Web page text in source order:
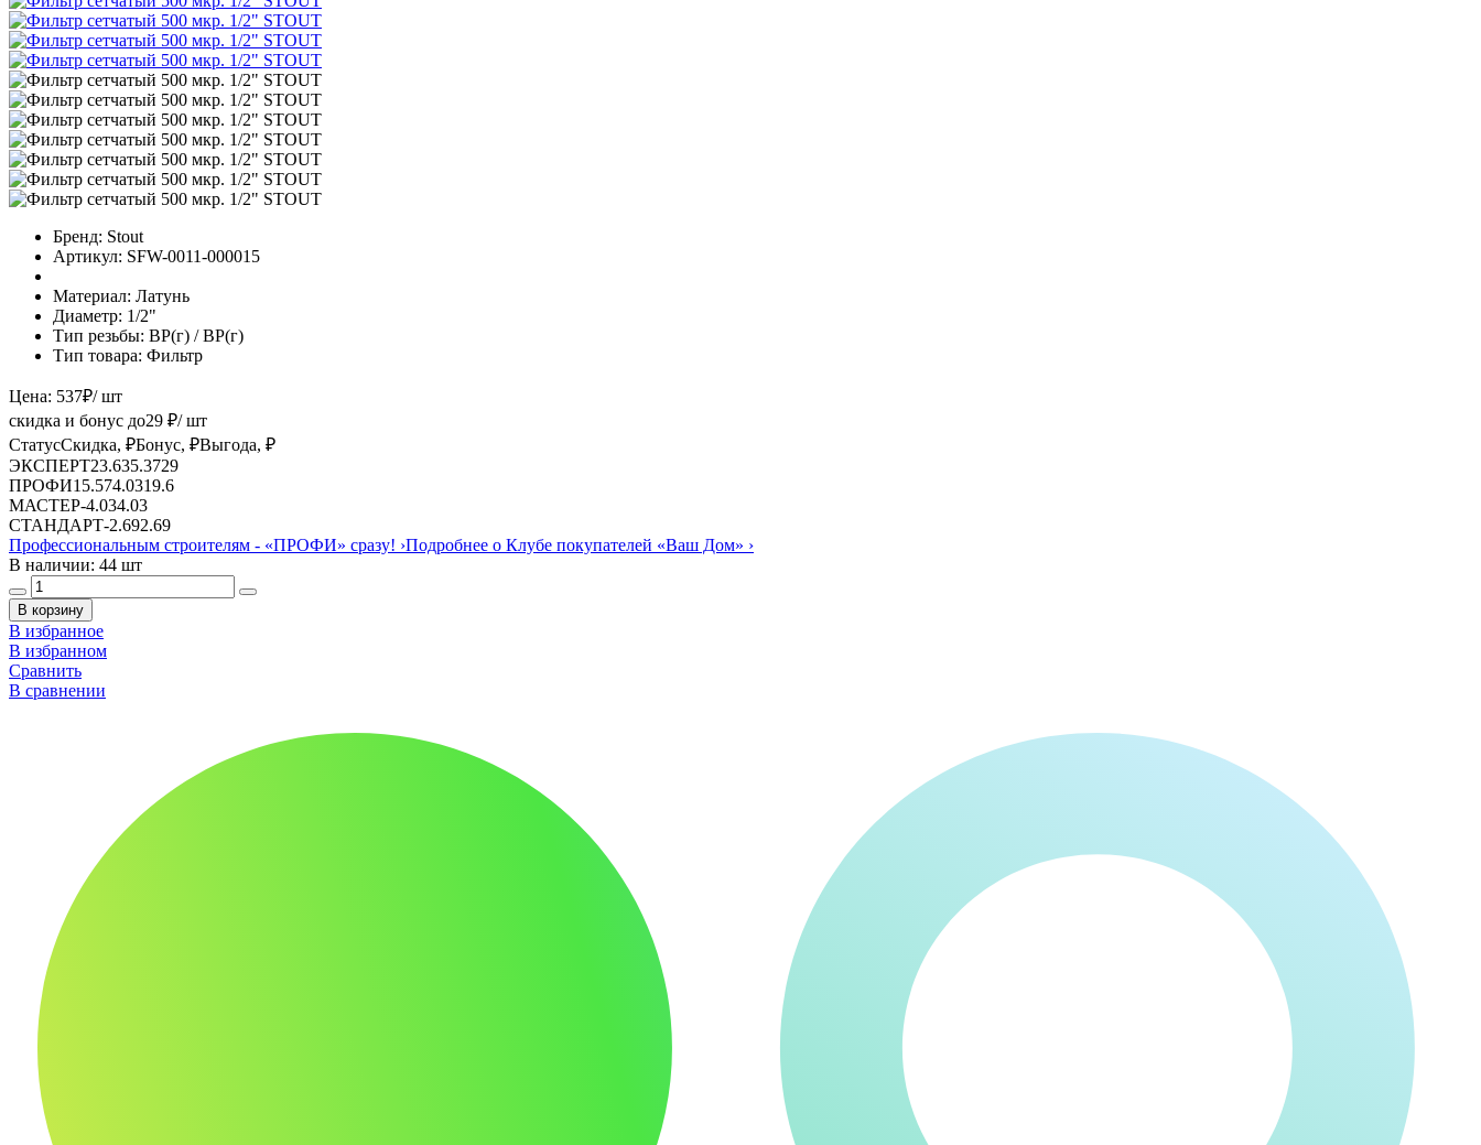
Бренд: Stout
Артикул: SFW-0011-000015
Материал: Латунь
Диаметр: 1/2"
Тип резьбы: ВР(г) / ВР(г)
Тип товара: Фильтр
Цена: 537₽/ шт
скидка и бонус до29 ₽/ шт
СтатусСкидка, ₽Бонус, ₽Выгода, ₽
ЭКСПЕРТ23.635.3729
ПРОФИ15.574.0319.6
МАСТЕР-4.034.03
СТАНДАРТ-2.692.69
Профессиональным строителям - «ПРОФИ» сразу! ›Подробнее о Клубе покупателей «Ваш Дом» ›
В наличии: 44 шт
В корзину
В избранное
В избранном
Сравнить
В сравнении